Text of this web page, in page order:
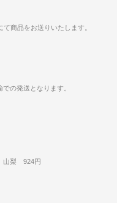
商品をお送りいたします。
の発送となります。
山梨 924円